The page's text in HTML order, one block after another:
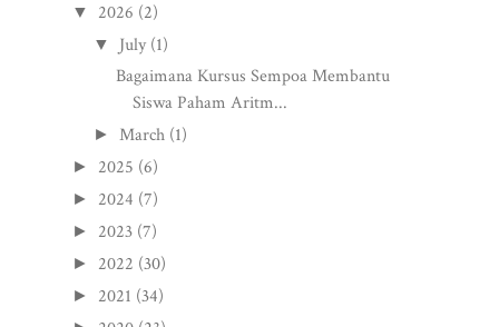
▼ 2026 (2)
▼ July (1)
Bagaimana Kursus Sempoa Membantu
Siswa Paham Aritm...
► March (1)
► 2025 (6)
► 2024 (7)
► 2023 (7)
► 2022 (30)
► 2021 (34)